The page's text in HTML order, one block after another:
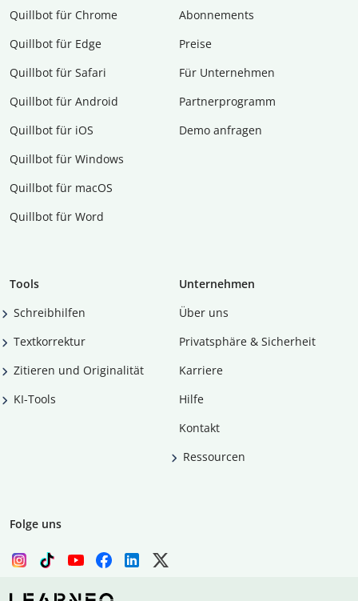
Quillbot für Chrome
Quillbot für Edge
Quillbot für Safari
Quillbot für Android
Quillbot für iOS
Quillbot für Windows
Quillbot für macOS
Quillbot für Word
Abon­ne­ments
Preise
Für Unternehmen
Partnerprogramm
Demo anfragen
Tools
Schreibhilfen
Textkorrektur
Zitieren und Originalität
KI-Tools
Unternehmen
Über uns
Privatsphäre & Sicherheit
Karriere
Hilfe
Kontakt
Ressourcen
Folge uns